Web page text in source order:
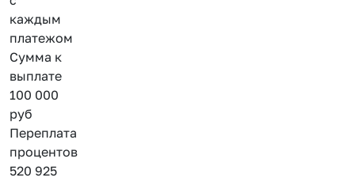
каждым
платежом
Сумма к
выплате
100 000
руб
Переплата
процентов
520 925